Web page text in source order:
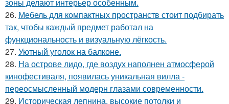
26. Мебель для компактных пространств стоит подбирать
так, чтобы каждый предмет работал на
функциональность и визуальную лёгкость.
27. Уютный уголок на балконе.
28. На острове лидо, где воздух наполнен атмосферой
кинофестиваля, появилась уникальная вилла -
переосмысленный модерн глазами современности.
29. Историческая лепнина, высокие потолки и